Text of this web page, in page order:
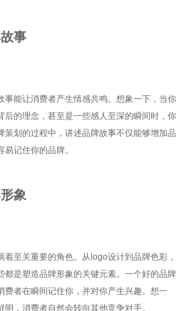
事
事能让消费者产生情感共鸣。想象一下，当你
后的理念，甚至是一些感人至深的瞬间时，你
策划的过程中，讲述品牌故事不仅能够增加品
记住你的品牌。
象
至关重要的角色。从logo设计到品牌色彩，
都是塑造品牌形象的关键元素。一个好的品牌
费者在瞬间记住你，并对你产生兴趣。想一
，消费者自然会转向其他竞争对手。